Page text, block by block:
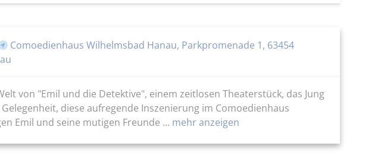
Comoedienhaus Wilhelmsbad Hanau, Parkpromenade 1, 63454
von "Emil und die Detektive", einem zeitlosen Theaterstück, das Jung
diese aufregende Inszenierung im Comoedienhaus
Emil und seine mutigen Freunde ... mehr anzeigen